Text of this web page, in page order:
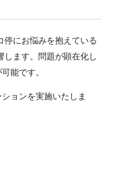
にお悩みを抱えている
ます。問題が顕在化し
能です。
ョンを実施いたしま